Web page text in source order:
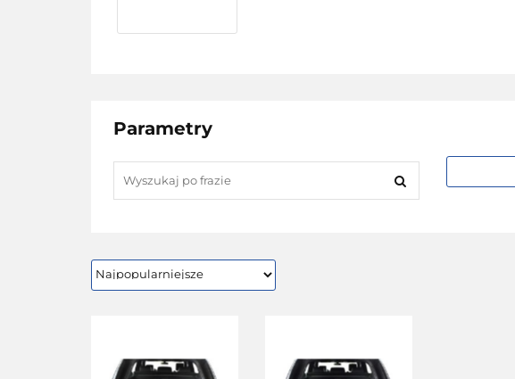
Parametry